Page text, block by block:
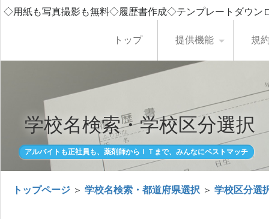
◇用紙も写真撮影も無料◇履歴書作成◇テンプレートダウ
トップ 提供機能 規
学校名検索・学校区分選択
アルバイトも正社員も、薬剤師からＩＴまで、みんなにベストマッチ
トップページ ＞ 学校名検索・都道府県選択 ＞ 学校区分選